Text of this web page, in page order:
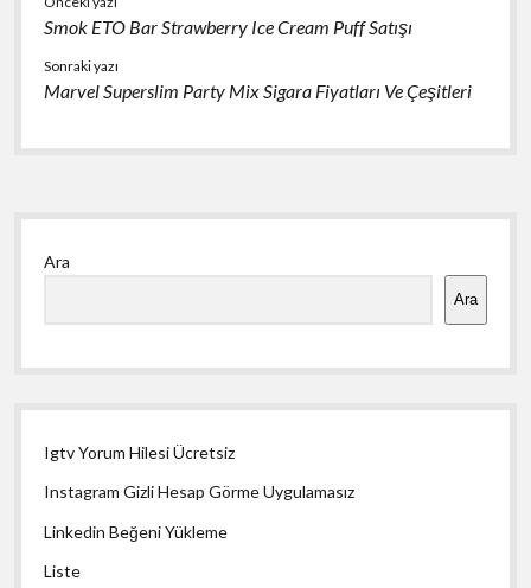
Smok ETO Bar Strawberry Ice Cream Puff Satışı
Sonraki yazı
Marvel Superslim Party Mix Sigara Fiyatları Ve Çeşitleri
Yan
Menü
Ara
Ara
Igtv Yorum Hilesi Ücretsiz
Instagram Gizli Hesap Görme Uygulamasız
Linkedin Beğeni Yükleme
Liste